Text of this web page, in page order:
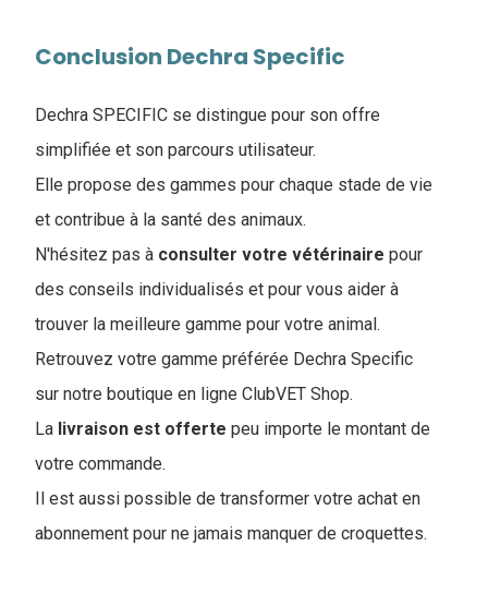
Conclusion Dechra Specific
Dechra SPECIFIC se distingue pour son offre
simplifiée et son parcours utilisateur.
Elle propose des gammes pour chaque stade de vie
et contribue à la santé des animaux.
N'hésitez pas à consulter votre vétérinaire pour
des conseils individualisés et pour vous aider à
trouver la meilleure gamme pour votre animal.
Retrouvez votre gamme préférée Dechra Specific
sur notre boutique en ligne ClubVET Shop.
La livraison est offerte peu importe le montant de
votre commande.
Il est aussi possible de transformer votre achat en
abonnement pour ne jamais manquer de croquettes.